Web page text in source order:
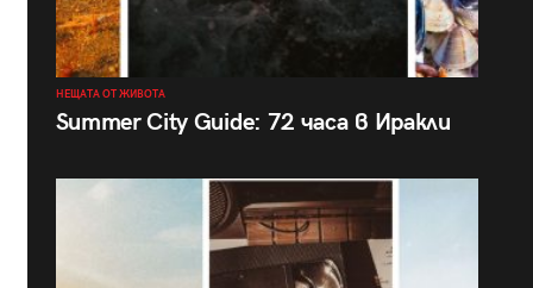
НЕЩАТА ОТ ЖИВОТА
Summer City Guide: 72 часа в Иракли